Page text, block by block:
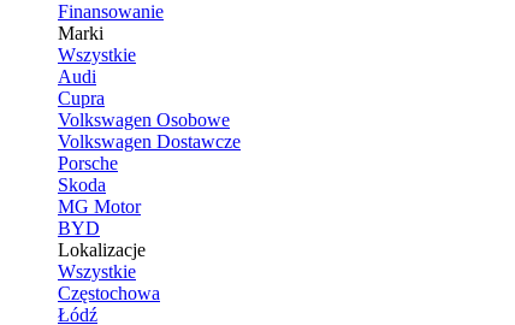
Finansowanie
Marki
Wszystkie
Audi
Cupra
Volkswagen Osobowe
Volkswagen Dostawcze
Porsche
Skoda
MG Motor
BYD
Lokalizacje
Wszystkie
Częstochowa
Łódź